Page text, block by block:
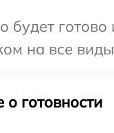
будет
на все
готовности